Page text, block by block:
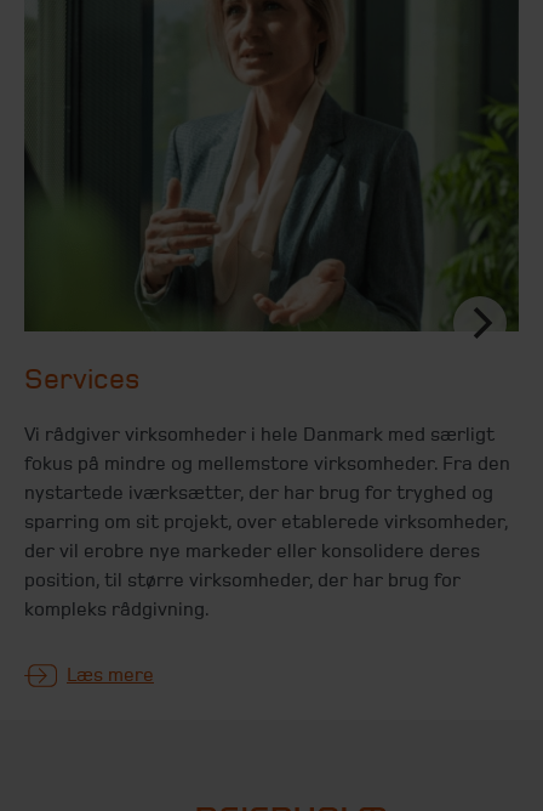
Services
Vi rådgiver virksomheder i hele Danmark med særligt
fokus på mindre og mellemstore virksomheder. Fra den
nystartede iværksætter, der har brug for tryghed og
sparring om sit projekt, over etablerede virksomheder,
der vil erobre nye markeder eller konsolidere deres
position, til større virksomheder, der har brug for
kompleks rådgivning.
Læs mere